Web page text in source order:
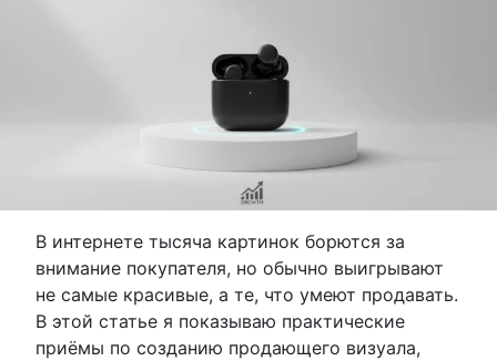
В интернете тысяча картинок борются за
внимание покупателя, но обычно выигрывают
не самые красивые, а те, что умеют продавать.
В этой статье я показываю практические
приёмы по созданию продающего визуала,